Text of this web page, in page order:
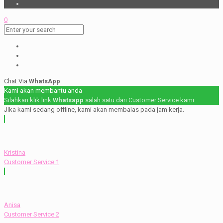
0
Chat Via WhatsApp
Kami akan membantu anda
Silahkan klik link Whatsapp salah satu dari Customer Service kami.
Jika kami sedang offline, kami akan membalas pada jam kerja.
Kristina
Customer Service 1
Anisa
Customer Service 2